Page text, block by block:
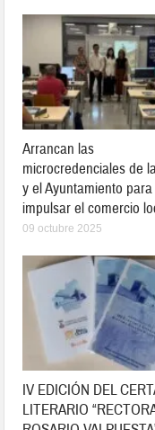
Arrancan las
microcredenciales de
y el Ayuntamiento para
impulsar el comercio
09 octubre 2025
IV EDICIÓN DEL
LITERARIO